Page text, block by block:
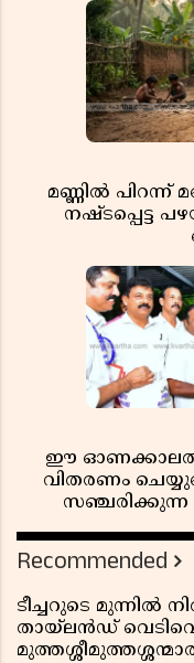
മണ്ണിൽ പിറന്ന്
നഷ്ടപ്പെട്ട
ഈ ഓണക്കാലത്ത്
വിതരണം
Recommended
ടീച്ചറുടെ മുന്നിൽ
തായ്‌ലൻഡ്